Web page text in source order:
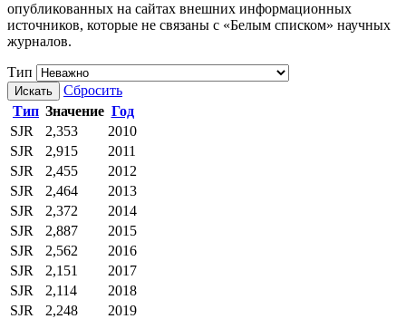
опубликованных на сайтах внешних информационных
источников, которые не связаны с «Белым списком» научных
журналов.
Тип
Искать
Сбросить
Тип Значение Год
SJR
2,353
2010
SJR
2,915
2011
SJR
2,455
2012
SJR
2,464
2013
SJR
2,372
2014
SJR
2,887
2015
SJR
2,562
2016
SJR
2,151
2017
SJR
2,114
2018
SJR
2,248
2019